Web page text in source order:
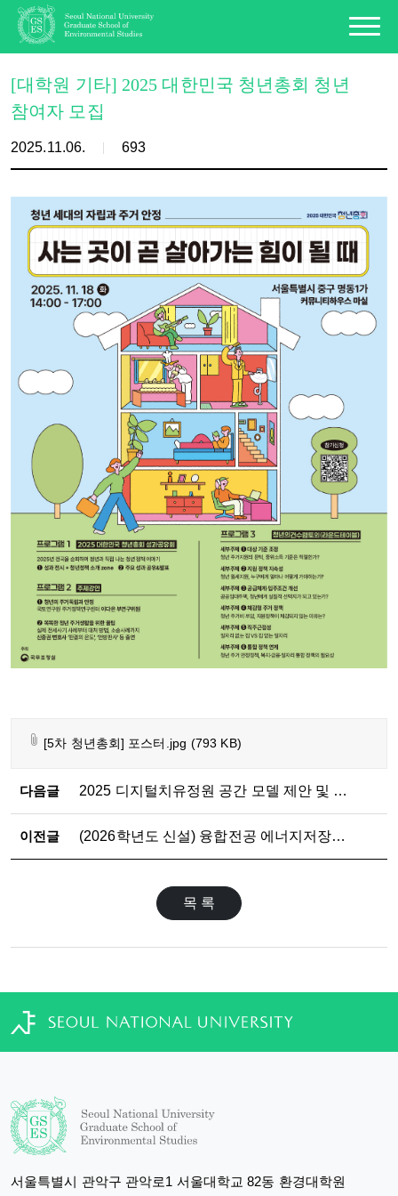
[대학원 기타] 2025 대한민국 청년총회 청년
참여자 모집
2025.11.06. 693
[5차 청년총회] 포스터.jpg (793 KB)
다음글 2025 디지털치유정원 공간 모델 제안 및 콘텐츠 개발 공모전
이전글 (2026학년도 신설) 융합전공 에너지저장장치 자원회수-순환경제 전공 설명회 개최(2025.12.05)
목 록
서울특별시 관악구 관악로1 서울대학교 82동 환경대학원